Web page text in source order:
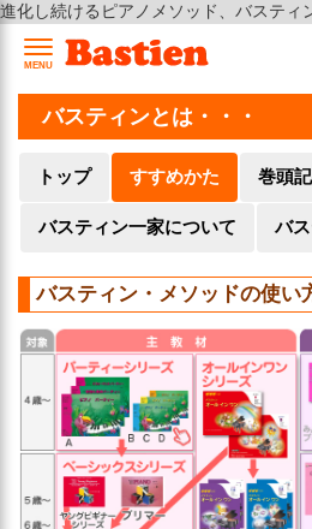
進化し続けるピアノメソッド、バスティ
MENU
バスティンとは・・・
トップ すすめかた 巻頭
バスティン一家について バ
バスティン・メソッドの使い